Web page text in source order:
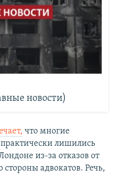
новости)
что многие
лишились
из-за отказов от
стороны адвокатов. Речь,